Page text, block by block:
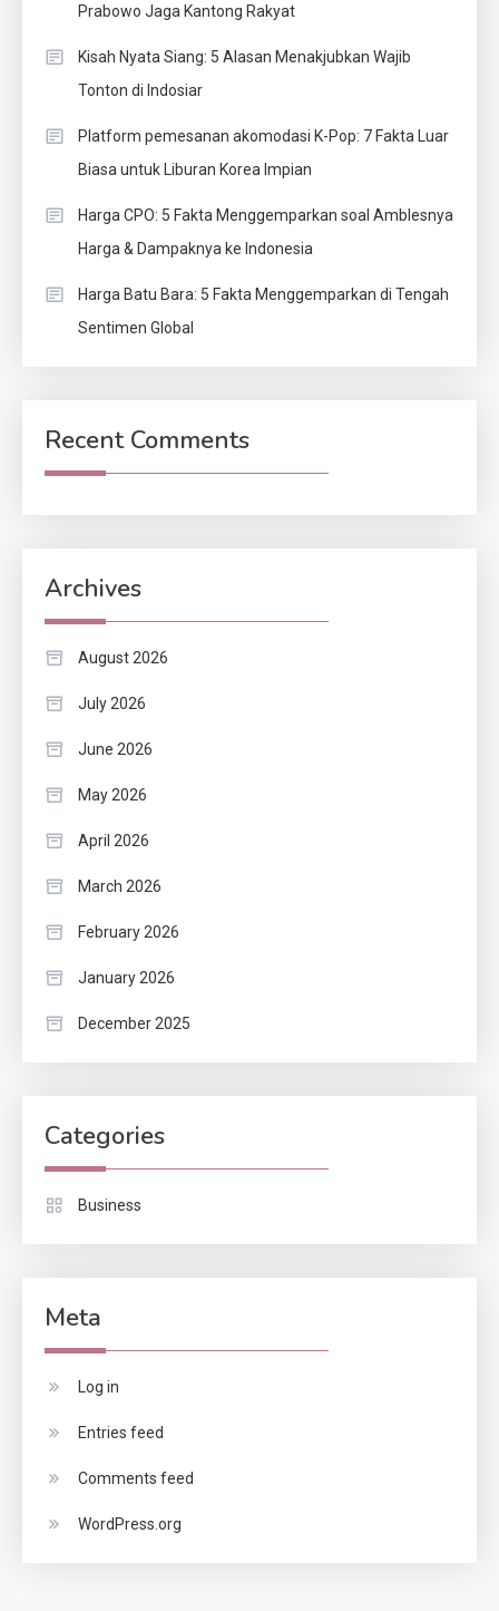
Prabowo Jaga Kantong Rakyat
Kisah Nyata Siang: 5 Alasan Menakjubkan Wajib
Tonton di Indosiar
Platform pemesanan akomodasi K-Pop: 7 Fakta Luar
Biasa untuk Liburan Korea Impian
Harga CPO: 5 Fakta Menggemparkan soal Amblesnya
Harga & Dampaknya ke Indonesia
Harga Batu Bara: 5 Fakta Menggemparkan di Tengah
Sentimen Global
Recent Comments
Archives
August 2026
July 2026
June 2026
May 2026
April 2026
March 2026
February 2026
January 2026
December 2025
Categories
Business
Meta
Log in
Entries feed
Comments feed
WordPress.org